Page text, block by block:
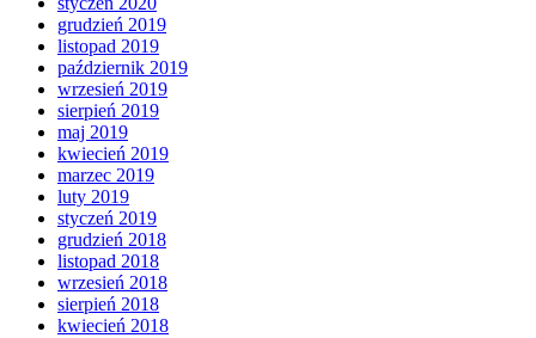
grudzień 2019
listopad 2019
październik 2019
wrzesień 2019
sierpień 2019
maj 2019
kwiecień 2019
marzec 2019
luty 2019
styczeń 2019
grudzień 2018
listopad 2018
wrzesień 2018
sierpień 2018
kwiecień 2018